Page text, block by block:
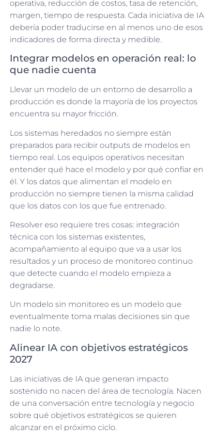
operativa, reducción de costos, tasa de retención,
margen, tiempo de respuesta. Cada iniciativa de IA
debería poder traducirse en al menos uno de esos
indicadores de forma directa y medible.
Integrar modelos en operación real: lo
que nadie cuenta
Llevar un modelo de un entorno de desarrollo a
producción es donde la mayoría de los proyectos
encuentra su mayor fricción.
Los sistemas heredados no siempre están
preparados para recibir outputs de modelos en
tiempo real. Los equipos operativos necesitan
entender qué hace el modelo y por qué confiar en
él. Y los datos que alimentan el modelo en
producción no siempre tienen la misma calidad
que los datos con los que fue entrenado.
Resolver eso requiere tres cosas: integración
técnica con los sistemas existentes,
acompañamiento al equipo que va a usar los
resultados y un proceso de monitoreo continuo
que detecte cuando el modelo empieza a
degradarse.
Un modelo sin monitoreo es un modelo que
eventualmente toma malas decisiones sin que
nadie lo note.
Alinear IA con objetivos estratégicos
2027
Las iniciativas de IA que generan impacto
sostenido no nacen del área de tecnología. Nacen
de una conversación entre tecnología y negocio
sobre qué objetivos estratégicos se quieren
alcanzar en el próximo ciclo.